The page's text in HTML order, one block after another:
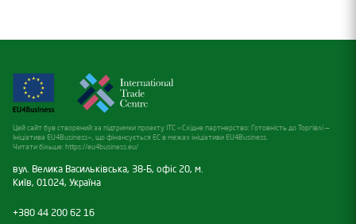
вул. Велика Васильківська, 38-Б, офіс 20, м.
Київ, 01024, Україна
Цей сайт був створений за підтримки проекту ITC «Східне партнерство: Готовність до Торгівлі —
Ініціатива EU4Business», що фінансується ЕС в межах ініціативи EU4Business.
Читати більше: https://eu4business.eu/
+380 44 200 62 16